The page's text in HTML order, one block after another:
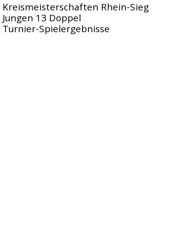
Kreismeisterschaften Rhein-Sieg
Jungen 13 Doppel
Turnier-Spielergebnisse